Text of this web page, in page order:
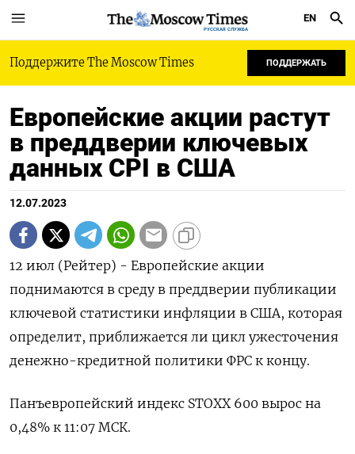
РУССКАЯ СЛУЖБА
EN
Поддержите The Moscow Times ПОДДЕРЖАТЬ
Европейские акции растут
в преддверии ключевых
данных CPI в США
12.07.2023
12 июл (Рейтер) - Европейские акции
поднимаются в среду в преддверии публикации
ключевой статистики инфляции в США, которая
определит, приближается ли цикл ужесточения
денежно-кредитной политики ФРС к концу.
Панъевропейский индекс STOXX 600 вырос на
0,48% к 11:07 МСК.